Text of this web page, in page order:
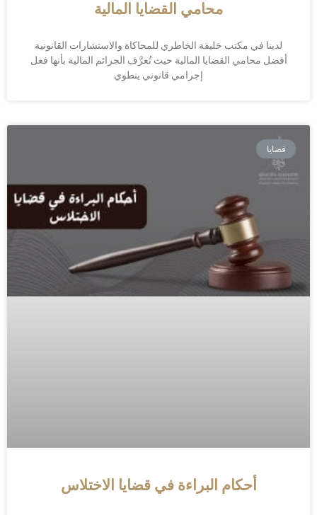
محامي القضايا المالية
لدينا في مكتب خليفة الخاطري للمحاكاة والاستشارات القانونية
أفضل محامي القضايا المالية حيث تُعرَّف الجرائم المالية بأنها فعل
إجرامي قانوني ينطوي
قضايا
أحكام البراءة في قضايا الاختلاس